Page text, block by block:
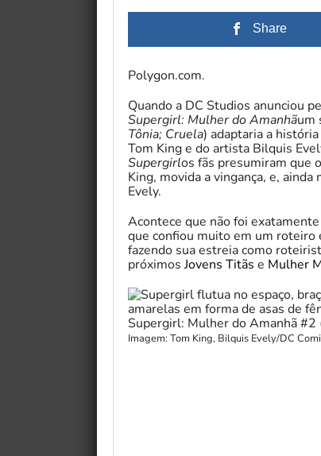
Share
Polygon.com.
Quando a DC Studios anunciou
Supergirl: Mulher do Amanhãum
Tônia; Cruela) adaptaria a
Tom King e do artista Bilquis
Supergirlos fãs presumiram que
King, movida a vingança, e,
Evely.
Acontece que não foi
que confiou muito em um roteiro
fazendo sua estreia como
próximosJovens Titãs e Mulher
Imagem: Tom King, Bilquis Evely/DC